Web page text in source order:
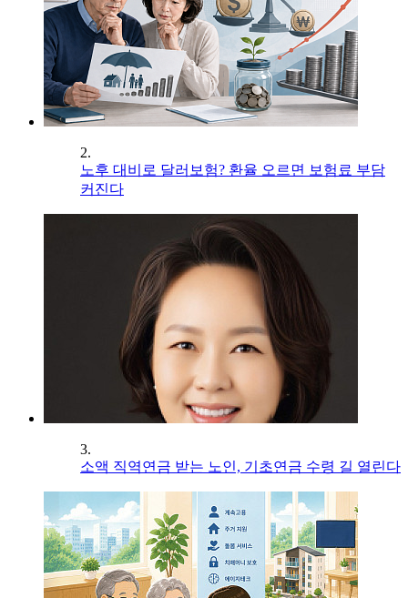
2.
노후 대비로 달러보험? 환율 오르면 보험료 부담
커진다
3.
소액 직역연금 받는 노인, 기초연금 수령 길 열린다